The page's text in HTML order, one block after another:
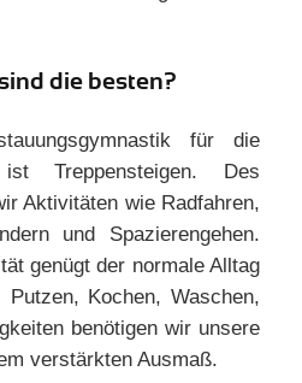
die besten?
für die
Treppensteigen. Des
Aktivitäten wie Radfahren,
und Spazierengehen.
genügt der normale Alltag
Kochen, Waschen,
benötigen wir unsere
verstärkten Ausmaß.